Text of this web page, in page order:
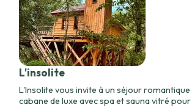
L'insolite
L'Insolite vous invite à un séjour romantique
cabane de luxe avec spa et sauna vitré